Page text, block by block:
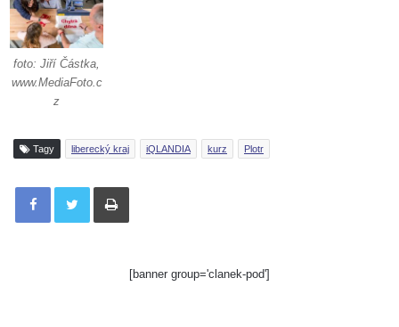
foto: Jiří Částka,
www.MediaFoto.c
z
Tagy liberecký kraj iQLANDIA kurz Plotr
Tisknout
[banner group='clanek-pod']